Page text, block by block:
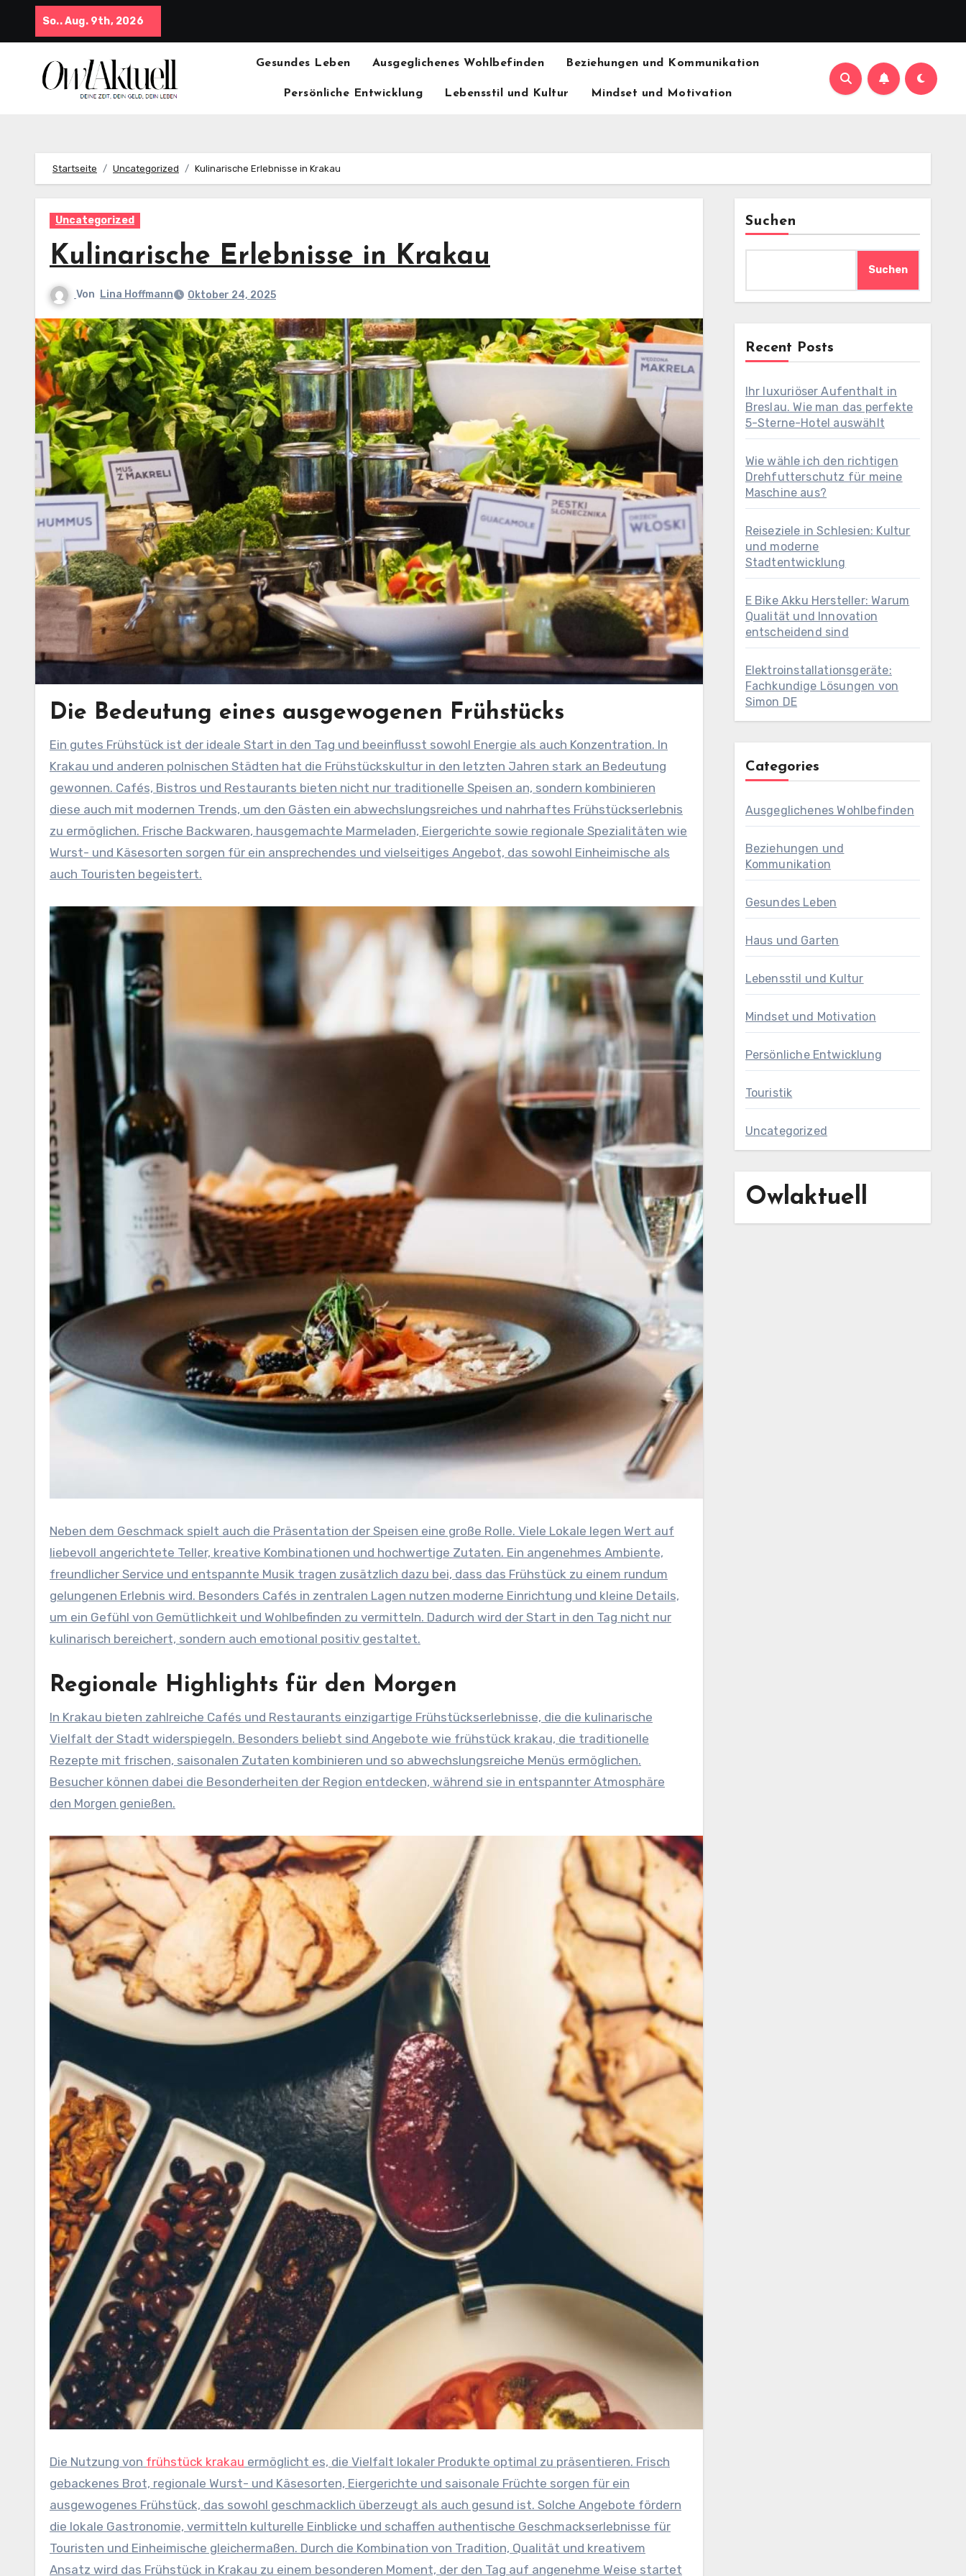
So.. Aug. 9th, 2026
Gesundes Leben Ausgeglichenes Wohlbefinden Beziehungen und Kommunikation
Persönliche Entwicklung Lebensstil und Kultur Mindset und Motivation
Startseite Uncategorized Kulinarische Erlebnisse in Krakau
Uncategorized
Kulinarische Erlebnisse in Krakau
Von Lina Hoffmann Oktober 24, 2025
Die Bedeutung eines ausgewogenen Frühstücks
Ein gutes Frühstück ist der ideale Start in den Tag und beeinflusst sowohl Energie als auch Konzentration. In
Krakau und anderen polnischen Städten hat die Frühstückskultur in den letzten Jahren stark an Bedeutung
gewonnen. Cafés, Bistros und Restaurants bieten nicht nur traditionelle Speisen an, sondern kombinieren
diese auch mit modernen Trends, um den Gästen ein abwechslungsreiches und nahrhaftes Frühstückserlebnis
zu ermöglichen. Frische Backwaren, hausgemachte Marmeladen, Eiergerichte sowie regionale Spezialitäten wie
Wurst- und Käsesorten sorgen für ein ansprechendes und vielseitiges Angebot, das sowohl Einheimische als
auch Touristen begeistert.
Neben dem Geschmack spielt auch die Präsentation der Speisen eine große Rolle. Viele Lokale legen Wert auf
liebevoll angerichtete Teller, kreative Kombinationen und hochwertige Zutaten. Ein angenehmes Ambiente,
freundlicher Service und entspannte Musik tragen zusätzlich dazu bei, dass das Frühstück zu einem rundum
gelungenen Erlebnis wird. Besonders Cafés in zentralen Lagen nutzen moderne Einrichtung und kleine Details,
um ein Gefühl von Gemütlichkeit und Wohlbefinden zu vermitteln. Dadurch wird der Start in den Tag nicht nur
kulinarisch bereichert, sondern auch emotional positiv gestaltet.
Regionale Highlights für den Morgen
In Krakau bieten zahlreiche Cafés und Restaurants einzigartige Frühstückserlebnisse, die die kulinarische
Vielfalt der Stadt widerspiegeln. Besonders beliebt sind Angebote wie frühstück krakau, die traditionelle
Rezepte mit frischen, saisonalen Zutaten kombinieren und so abwechslungsreiche Menüs ermöglichen.
Besucher können dabei die Besonderheiten der Region entdecken, während sie in entspannter Atmosphäre
den Morgen genießen.
Die Nutzung von frühstück krakau ermöglicht es, die Vielfalt lokaler Produkte optimal zu präsentieren. Frisch
gebackenes Brot, regionale Wurst- und Käsesorten, Eiergerichte und saisonale Früchte sorgen für ein
ausgewogenes Frühstück, das sowohl geschmacklich überzeugt als auch gesund ist. Solche Angebote fördern
die lokale Gastronomie, vermitteln kulturelle Einblicke und schaffen authentische Geschmackserlebnisse für
Touristen und Einheimische gleichermaßen. Durch die Kombination von Tradition, Qualität und kreativem
Ansatz wird das Frühstück in Krakau zu einem besonderen Moment, der den Tag auf angenehme Weise startet
Suchen
Suchen
Recent Posts
Ihr luxuriöser Aufenthalt in
Breslau. Wie man das perfekte
5-Sterne-Hotel auswählt
Wie wähle ich den richtigen
Drehfutterschutz für meine
Maschine aus?
Reiseziele in Schlesien: Kultur
und moderne
Stadtentwicklung
E Bike Akku Hersteller: Warum
Qualität und Innovation
entscheidend sind
Elektroinstallationsgeräte:
Fachkundige Lösungen von
Simon DE
Categories
Ausgeglichenes Wohlbefinden
Beziehungen und
Kommunikation
Gesundes Leben
Haus und Garten
Lebensstil und Kultur
Mindset und Motivation
Persönliche Entwicklung
Touristik
Uncategorized
Owlaktuell